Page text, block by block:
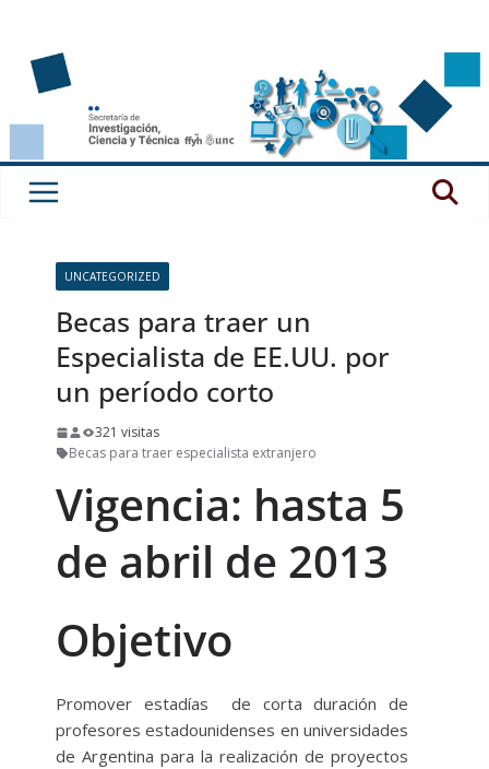
contenido
UNCATEGORIZED
Becas para traer un
Especialista de EE.UU. por
un período corto
321 visitas
Becas para traer especialista extranjero
Vigencia: hasta 5
de abril de 2013
Objetivo
Promover estadías de corta duración de
profesores estadounidenses en universidades
de Argentina para la realización de proyectos